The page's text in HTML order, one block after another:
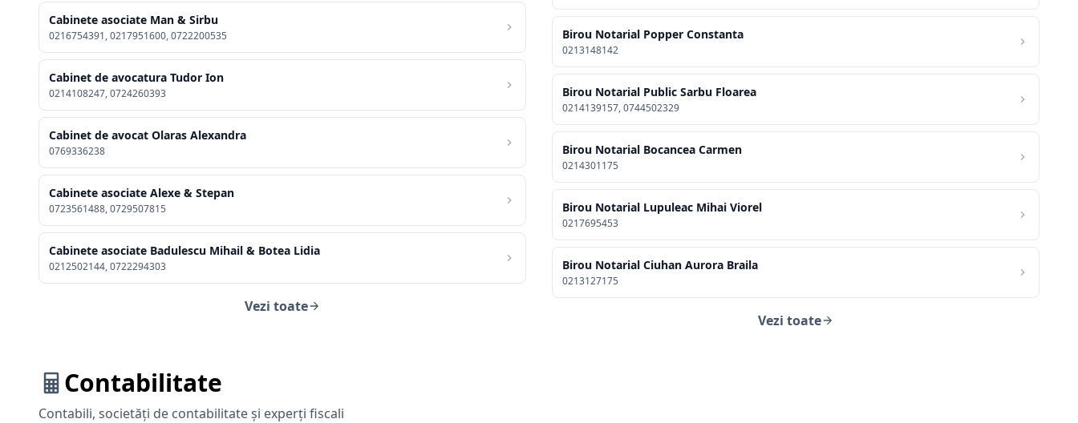
Cabinete asociate Man & Sirbu
0216754391, 0217951600, 0722200535
Cabinet de avocatura Tudor Ion
0214108247, 0724260393
Cabinet de avocat Olaras Alexandra
0769336238
Cabinete asociate Alexe & Stepan
0723561488, 0729507815
Cabinete asociate Badulescu Mihail & Botea Lidia
0212502144, 0722294303
Vezi toate
Birou Notarial Popper Constanta
0213148142
Birou Notarial Public Sarbu Floarea
0214139157, 0744502329
Birou Notarial Bocancea Carmen
0214301175
Birou Notarial Lupuleac Mihai Viorel
0217695453
Birou Notarial Ciuhan Aurora Braila
0213127175
Vezi toate
Contabilitate
Contabili, societăți de contabilitate și experți fiscali